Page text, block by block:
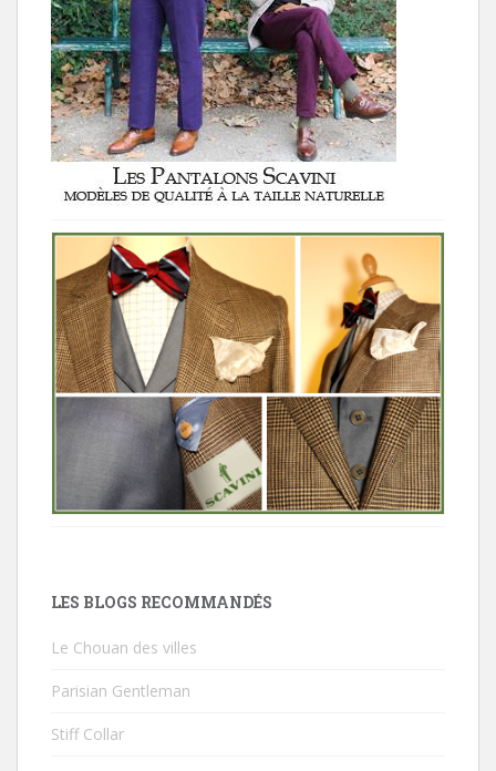
LES BLOGS RECOMMANDÉS
Le Chouan des villes
Parisian Gentleman
Stiff Collar